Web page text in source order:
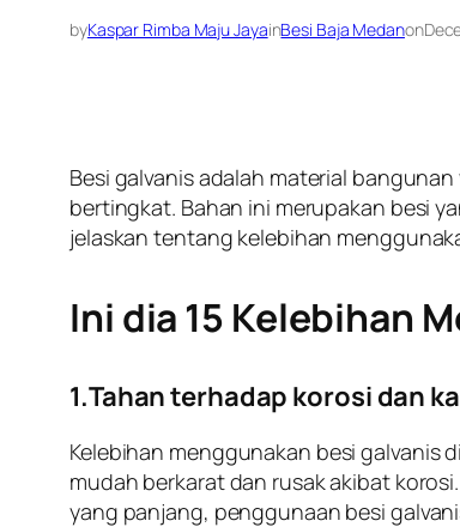
byKaspar Rimba Maju JayainBesi Baja Medanon
Besi galvanis adalah material
bertingkat. Bahan ini merupakan besi
jelaskan tentang kelebihan
Ini dia 15 Kelebihan
1.Tahan terhadap korosi dan
Kelebihan menggunakan besi galvanis
mudah berkarat dan rusak akibat
yang panjang, penggunaan besi